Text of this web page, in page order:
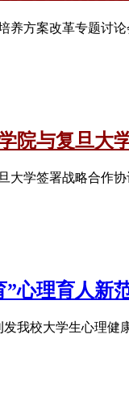
养方案改革专题讨
院与复旦大
大学签署战略合作
”心理育人新
我校大学生心理